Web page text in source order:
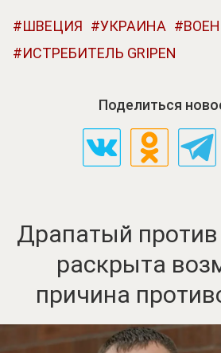
ШВЕЦИЯ УКРАИНА
ИСТРЕБИТЕЛЬ GRIPEN
Поделиться
Драпатый
раскрыта
причина